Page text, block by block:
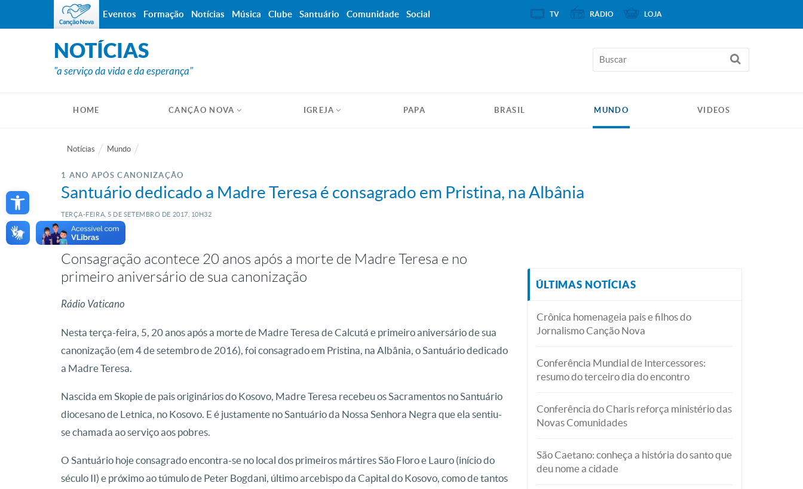
Open toolbar
NOTÍCIAS
"a serviço da vida e da esperança"
HOME CANÇÃO NOVA IGREJA PAPA BRASIL MUNDO VIDEOS
Notícias Mundo
1 ANO APÓS CANONIZAÇÃO
Santuário dedicado a Madre Teresa é consagrado em Pristina, na Albânia
TERÇA-FEIRA, 5 DE SETEMBRO DE 2017, 10H32
Consagração acontece 20 anos após a morte de Madre Teresa e no
primeiro aniversário de sua canonização
Rádio Vaticano
Nesta terça-feira, 5, 20 anos após a morte de Madre Teresa de Calcutá e primeiro aniversário de sua
canonização (em 4 de setembro de 2016), foi consagrado em Pristina, na Albânia, o Santuário dedicado
a Madre Teresa.
Nascida em Skopie de pais originários do Kosovo, Madre Teresa recebeu os Sacramentos no Santuário
diocesano de Letnica, no Kosovo. E é justamente no Santuário da Nossa Senhora Negra que ela sentiu-
se chamada ao serviço aos pobres.
O Santuário hoje consagrado encontra-se no local dos primeiros mártires São Floro e Lauro (início do
século II) e próximo ao túmulo de Peter Bogdani, último arcebispo da Capital do Kosovo, como de tantos
ÚLTIMAS NOTÍCIAS
Crônica homenageia pais e filhos do
Jornalismo Canção Nova
Conferência Mundial de Intercessores:
resumo do terceiro dia do encontro
Conferência do Charis reforça ministério das
Novas Comunidades
São Caetano: conheça a história do santo que
deu nome a cidade
Eventos Formação Notícias Música Clube Santuário Comunidade Social TV RÁDIO LOJA